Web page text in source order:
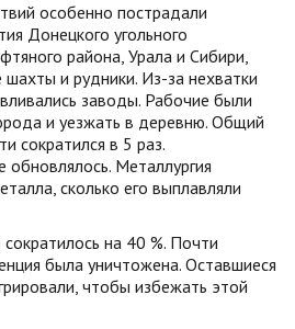
особенно пострадали
Донецкого угольного
района, Урала и Сибири,
и рудники. Из-за нехватки
заводы. Рабочие были
и уезжать в деревню. Общий
сократился в 5 раз.
Металлургия
сколько его выплавляли
на 40 %. Почти
была уничтожена. Оставшиеся
чтобы избежать этой